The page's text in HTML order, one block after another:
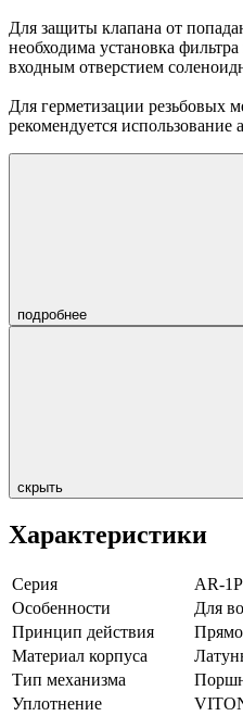
Для защиты клапана от
необходима установка
входным отверстием
Для герметизации резьбовых
рекомендуется использование
подробнее
скрыть
Характеристики
Серия
AR-1P
Особенности
Для
Принцип действия
Материал корпуса
Тип механизма
Уплотнение